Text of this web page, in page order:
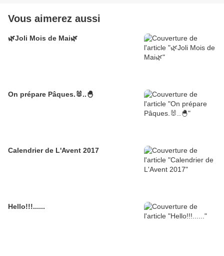
Vous aimerez aussi
🌿Joli Mois de Mai🌿
On prépare Pâques.🐰..🐣
Calendrier de L'Avent 2017
Hello!!!......